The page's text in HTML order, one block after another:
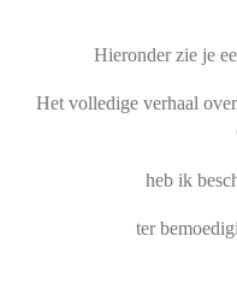
Hieronder zie je
Het volledige verhaal
heb ik
ter